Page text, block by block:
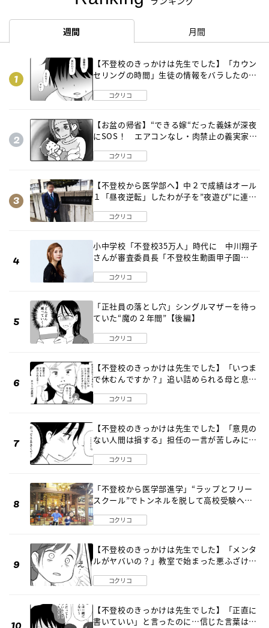
週間 月間
【不登校のきっかけは先生でした】「カウン
セリングの時間」生徒の情報をバラしたの
コクリコ
【お盆の帰省】“できる嫁“だった義妹が深夜
にSOS！ エアコンなし・肉禁止の義実家ル
コクリコ
【不登校から医学部へ】中２で成績はオール
１「昼夜逆転」したわが子を”夜遊び”に連れ
コクリコ
小中学校「不登校35万人」時代に 中川翔子
さんが審査委員長「不登校生動画甲子園
コクリコ
「正社員の落とし穴」シングルマザーを待っ
ていた“魔の２年間”【後編】
コクリコ
【不登校のきっかけは先生でした】「いつま
で休むんですか？」追い詰められる母と息子
コクリコ
【不登校のきっかけは先生でした】「意見の
ない人間は損する」担任の一言が苦しみに…
コクリコ
「不登校から医学部進学」“ラップとフリー
スクール”でトンネルを脱して高校受験へ
コクリコ
【不登校のきっかけは先生でした】「メンタ
ルがヤバいの？」教室で始まった悪ふざけ
コクリコ
【不登校のきっかけは先生でした】「正直に
書いていい」と言ったのに…信じた言葉は噓